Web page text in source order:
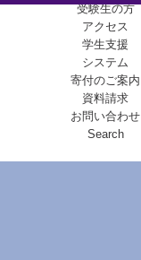
受験生の方
アクセス
学生支援
システム
寄付のご案内
資料請求
お問い合わせ
Search